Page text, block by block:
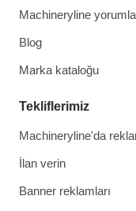
Machineryline
Blog
Marka kataloğu
Tekliflerimiz
Machineryline'da
İlan verin
Banner reklamları